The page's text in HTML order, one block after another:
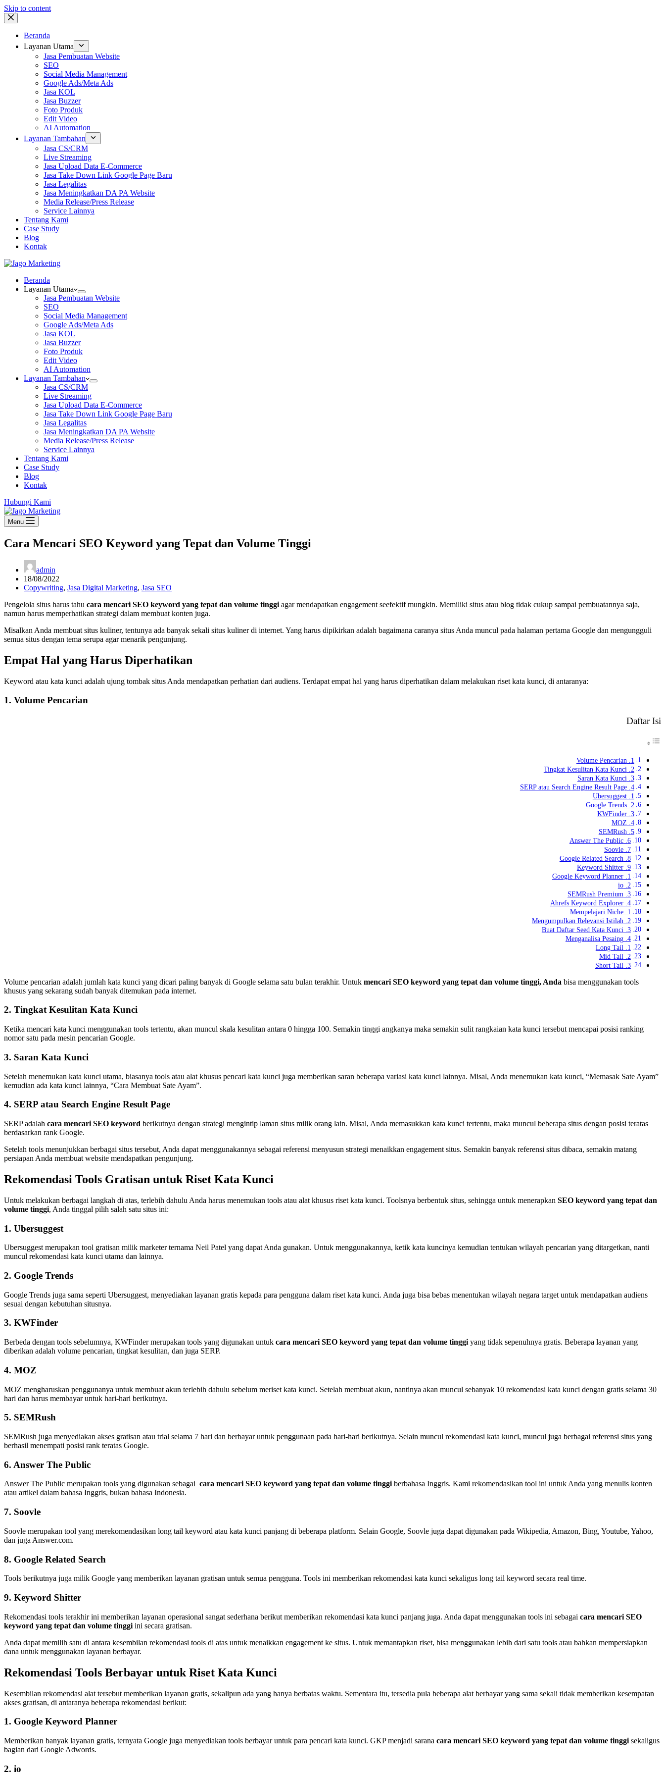
Skip to content
Beranda
Layanan Utama
Jasa Pembuatan Website
SEO
Social Media Management
Google Ads/Meta Ads
Jasa KOL
Jasa Buzzer
Foto Produk
Edit Video
AI Automation
Layanan Tambahan
Jasa CS/CRM
Live Streaming
Jasa Upload Data E-Commerce
Jasa Take Down Link Google Page Baru
Jasa Legalitas
Jasa Meningkatkan DA PA Website
Media Release/Press Release
Service Lainnya
Tentang Kami
Case Study
Blog
Kontak
Beranda
Layanan Utama
Jasa Pembuatan Website
SEO
Social Media Management
Google Ads/Meta Ads
Jasa KOL
Jasa Buzzer
Foto Produk
Edit Video
AI Automation
Layanan Tambahan
Jasa CS/CRM
Live Streaming
Jasa Upload Data E-Commerce
Jasa Take Down Link Google Page Baru
Jasa Legalitas
Jasa Meningkatkan DA PA Website
Media Release/Press Release
Service Lainnya
Tentang Kami
Case Study
Blog
Kontak
Hubungi Kami
Menu
Cara Mencari SEO Keyword yang Tepat dan Volume Tinggi
admin
18/08/2022
Copywriting, Jasa Digital Marketing, Jasa SEO
Pengelola situs harus tahu cara mencari SEO keyword yang tepat dan volume tinggi agar mendapatkan engagement seefektif mungkin. Memiliki situs atau blog tidak cukup sampai pembuatannya saja,
namun harus memperhatikan strategi dalam membuat konten juga.
Misalkan Anda membuat situs kuliner, tentunya ada banyak sekali situs kuliner di internet. Yang harus dipikirkan adalah bagaimana caranya situs Anda muncul pada halaman pertama Google dan mengungguli
semua situs dengan tema serupa agar menarik pengunjung.
Empat Hal yang Harus Diperhatikan
Keyword atau kata kunci adalah ujung tombak situs Anda mendapatkan perhatian dari audiens. Terdapat empat hal yang harus diperhatikan dalam melakukan riset kata kunci, di antaranya:
1. Volume Pencarian
Daftar Isi
1. Volume Pencarian
2. Tingkat Kesulitan Kata Kunci
3. Saran Kata Kunci
4. SERP atau Search Engine Result Page
1. Ubersuggest
2. Google Trends
3. KWFinder
4. MOZ
5. SEMRush
6. Answer The Public
7. Soovle
8. Google Related Search
9. Keyword Shitter
1. Google Keyword Planner
2. io
3. SEMRush Premium
4. Ahrefs Keyword Explorer
1. Mempelajari Niche
2. Mengumpulkan Relevansi Istilah
3. Buat Daftar Seed Kata Kunci
4. Menganalisa Pesaing
1. Long Tail
2. Mid Tail
3. Short Tail
Volume pencarian adalah jumlah kata kunci yang dicari paling banyak di Google selama satu bulan terakhir. Untuk mencari SEO keyword yang tepat dan volume tinggi, Anda bisa menggunakan tools
khusus yang sekarang sudah banyak ditemukan pada internet.
2. Tingkat Kesulitan Kata Kunci
Ketika mencari kata kunci menggunakan tools tertentu, akan muncul skala kesulitan antara 0 hingga 100. Semakin tinggi angkanya maka semakin sulit rangkaian kata kunci tersebut mencapai posisi ranking
nomor satu pada mesin pencarian Google.
3. Saran Kata Kunci
Setelah menemukan kata kunci utama, biasanya tools atau alat khusus pencari kata kunci juga memberikan saran beberapa variasi kata kunci lainnya. Misal, Anda menemukan kata kunci, “Memasak Sate Ayam”
kemudian ada kata kunci lainnya, “Cara Membuat Sate Ayam”.
4. SERP atau Search Engine Result Page
SERP adalah cara mencari SEO keyword berikutnya dengan strategi mengintip laman situs milik orang lain. Misal, Anda memasukkan kata kunci tertentu, maka muncul beberapa situs dengan posisi teratas
berdasarkan rank Google.
Setelah tools menunjukkan berbagai situs tersebut, Anda dapat menggunakannya sebagai referensi menyusun strategi menaikkan engagement situs. Semakin banyak referensi situs dibaca, semakin matang
persiapan Anda membuat website mendapatkan pengunjung.
Rekomendasi Tools Gratisan untuk Riset Kata Kunci
Untuk melakukan berbagai langkah di atas, terlebih dahulu Anda harus menemukan tools atau alat khusus riset kata kunci. Toolsnya berbentuk situs, sehingga untuk menerapkan SEO keyword yang tepat dan
volume tinggi, Anda tinggal pilih salah satu situs ini:
1. Ubersuggest
Ubersuggest merupakan tool gratisan milik marketer ternama Neil Patel yang dapat Anda gunakan. Untuk menggunakannya, ketik kata kuncinya kemudian tentukan wilayah pencarian yang ditargetkan, nanti
muncul rekomendasi kata kunci utama dan lainnya.
2. Google Trends
Google Trends juga sama seperti Ubersuggest, menyediakan layanan gratis kepada para pengguna dalam riset kata kunci. Anda juga bisa bebas menentukan wilayah negara target untuk mendapatkan audiens
sesuai dengan kebutuhan situsnya.
3. KWFinder
Berbeda dengan tools sebelumnya, KWFinder merupakan tools yang digunakan untuk cara mencari SEO keyword yang tepat dan volume tinggi yang tidak sepenuhnya gratis. Beberapa layanan yang
diberikan adalah volume pencarian, tingkat kesulitan, dan juga SERP.
4. MOZ
MOZ mengharuskan penggunanya untuk membuat akun terlebih dahulu sebelum meriset kata kunci. Setelah membuat akun, nantinya akan muncul sebanyak 10 rekomendasi kata kunci dengan gratis selama 30
hari dan harus membayar untuk hari-hari berikutnya.
5. SEMRush
SEMRush juga menyediakan akses gratisan atau trial selama 7 hari dan berbayar untuk penggunaan pada hari-hari berikutnya. Selain muncul rekomendasi kata kunci, muncul juga berbagai referensi situs yang
berhasil menempati posisi rank teratas Google.
6. Answer The Public
Answer The Public merupakan tools yang digunakan sebagai cara mencari SEO keyword yang tepat dan volume tinggiberbahasa Inggris. Kami rekomendasikan tool ini untuk Anda yang menulis konten
atau artikel dalam bahasa Inggris, bukan bahasa Indonesia.
7. Soovle
Soovle merupakan tool yang merekomendasikan long tail keyword atau kata kunci panjang di beberapa platform. Selain Google, Soovle juga dapat digunakan pada Wikipedia, Amazon, Bing, Youtube, Yahoo,
dan juga Answer.com.
8. Google Related Search
Tools berikutnya juga milik Google yang memberikan layanan gratisan untuk semua pengguna. Tools ini memberikan rekomendasi kata kunci sekaligus long tail keyword secara real time.
9. Keyword Shitter
Rekomendasi tools terakhir ini memberikan layanan operasional sangat sederhana berikut memberikan rekomendasi kata kunci panjang juga. Anda dapat menggunakan tools ini sebagai cara mencari SEO
keyword yang tepat dan volume tinggi ini secara gratisan.
Anda dapat memilih satu di antara kesembilan rekomendasi tools di atas untuk menaikkan engagement ke situs. Untuk memantapkan riset, bisa menggunakan lebih dari satu tools atau bahkan mempersiapkan
dana untuk menggunakan layanan berbayar.
Rekomendasi Tools Berbayar untuk Riset Kata Kunci
Kesembilan rekomendasi alat tersebut memberikan layanan gratis, sekalipun ada yang hanya berbatas waktu. Sementara itu, tersedia pula beberapa alat berbayar yang sama sekali tidak memberikan kesempatan
akses gratisan, di antaranya beberapa rekomendasi berikut:
1. Google Keyword Planner
Memberikan banyak layanan gratis, ternyata Google juga menyediakan tools berbayar untuk para pencari kata kunci. GKP menjadi sarana cara mencari SEO keyword yang tepat dan volume tinggi sekaligus
bagian dari Google Adwords.
2. io